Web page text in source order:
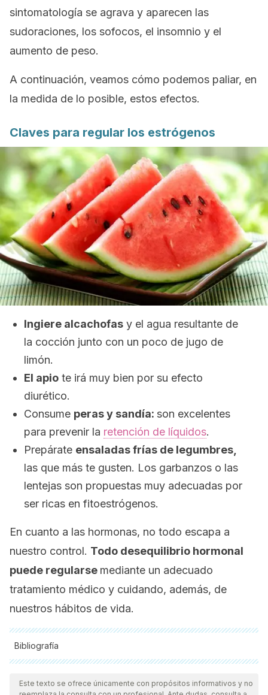
sintomatología se agrava y aparecen las
sudoraciones, los sofocos, el insomnio y el
aumento de peso.
A continuación, veamos cómo podemos paliar, en
la medida de lo posible, estos efectos.
Claves para regular los estrógenos
Ingiere alcachofas y el agua resultante de
la cocción junto con un poco de jugo de
limón.
El apio te irá muy bien por su efecto
diurético.
Consume peras y sandía: son excelentes
para prevenir la retención de líquidos.
Prepárate ensaladas frías de legumbres,
las que más te gusten. Los garbanzos o las
lentejas son propuestas muy adecuadas por
ser ricas en fitoestrógenos.
En cuanto a las hormonas, no todo escapa a
nuestro control. Todo desequilibrio hormonal
puede regularse mediante un adecuado
tratamiento médico y cuidando, además, de
nuestros hábitos de vida.
Bibliografía
Todas las fuentes citadas fueron revisadas a profundidad por
nuestro equipo, para asegurar su calidad, confiabilidad,
Este texto se ofrece únicamente con propósitos informativos y no